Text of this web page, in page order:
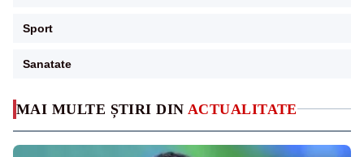
MAI MULTE ȘTIRI DIN ACTUALITATE
Sport
Sanatate